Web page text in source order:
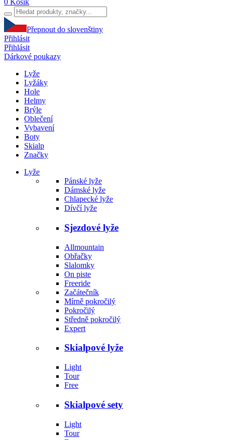
0 Košík
Přepnout do slovenštiny
Přihlásit
Přihlásit
Dárkové poukazy
Lyže
Lyžáky
Hole
Helmy
Brýle
Oblečení
Vybavení
Boty
Skialp
Značky
Lyže
Pánské lyže
Dámské lyže
Chlapecké lyže
Dívčí lyže
Sjezdové lyže
Allmountain
Obřačky
Slalomky
On piste
Freeride
Začátečník
Mírně pokročilý
Pokročilý
Středně pokročilý
Expert
Skialpové lyže
Light
Tour
Free
Skialpové sety
Light
Tour